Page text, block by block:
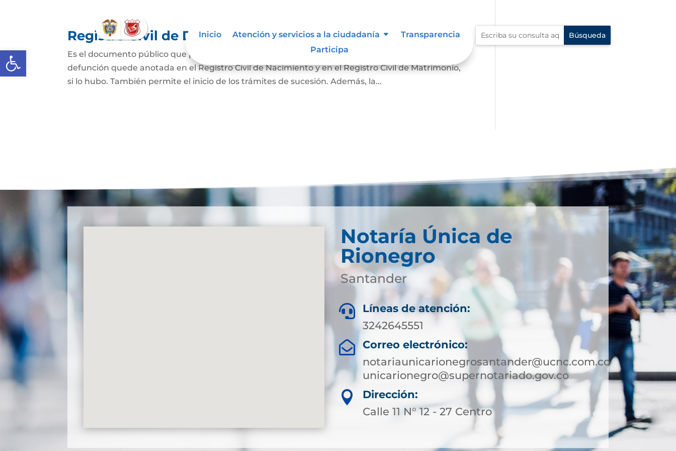
Abrir barra de herramientas
Inicio Atención y servicios a la ciudadanía
Transparencia
Participa
Registro Civil de Defunción
Es el documento público que prueba el hecho de la muerte y su causa. Sirve para que la
defunción quede anotada en el Registro Civil de Nacimiento y en el Registro Civil de Matrimonio,
si lo hubo. También permite el inicio de los trámites de sucesión. Además, la...
Notaría Única de
Rionegro
Santander

Líneas de atención:
3242645551

Correo electrónico:
notariaunicarionegrosantander@ucnc.com.co
unicarionegro@supernotariado.gov.co

Dirección:
Calle 11 N° 12 - 27 Centro